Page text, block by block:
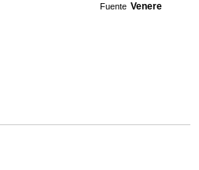
Fuente Venere